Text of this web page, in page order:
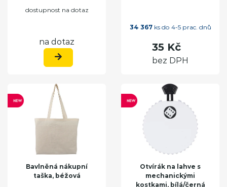
dostupnost na dotaz
na dotaz
34 367ks do 4-5 prac. dnů
35 Kč
bez DPH
Bavlněná nákupní
taška, béžová
Otvírák na lahve s
mechanickými
kostkami, bílá/černá